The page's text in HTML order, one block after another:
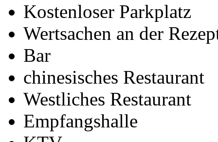
Kostenloser Parkplatz
Wertsachen an der
Bar
chinesisches Restaurant
Westliches Restaurant
Empfangshalle